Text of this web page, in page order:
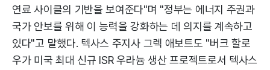
연료 사이클의 기반을 보여준다"며 "정부는 에너지 주권과
국가 안보를 위해 이 능력을 강화하는 데 의지를 계속하고
있다"고 말했다. 텍사스 주지사 그렉 애보트도 "버크 할로
우가 미국 최대 신규 ISR 우라늄 생산 프로젝트로서 텍사스